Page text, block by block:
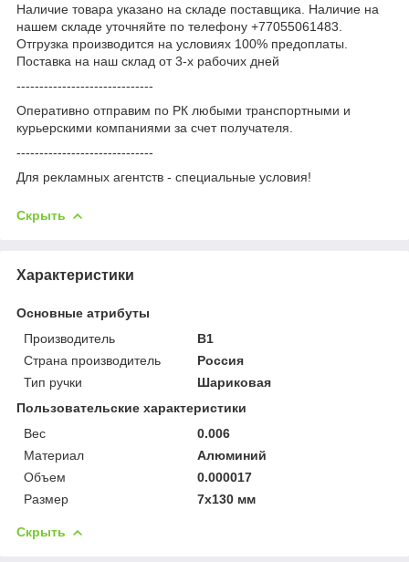
Наличие товара указано на складе поставщика. Наличие на
нашем складе уточняйте по телефону +77055061483.
Отгрузка производится на условиях 100% предоплаты.
Поставка на наш склад от 3-x рабочих дней
------------------------------
Оперативно отправим по РК любыми транспортными и
курьерскими компаниями за счет получателя.
------------------------------
Для рекламных агентств - специальные условия!
Скрыть
Характеристики
Основные атрибуты
Производитель
B1
Страна производитель
Россия
Тип ручки
Шариковая
Пользовательские характеристики
Вес
0.006
Материал
Алюминий
Объем
0.000017
Размер
7х130 мм
Скрыть